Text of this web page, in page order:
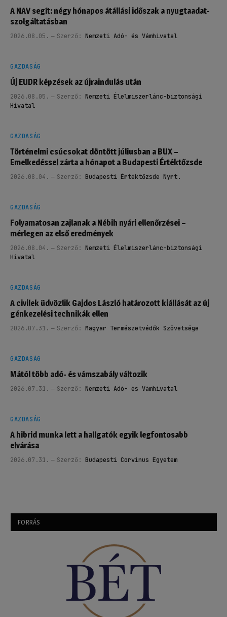
A NAV segít: négy hónapos átállási időszak a nyugtaadat-
szolgáltatásban
2026.08.05. Szerző: Nemzeti Adó- és Vámhivatal
GAZDASÁG
Új EUDR képzések az újraindulás után
2026.08.05. Szerző: Nemzeti Élelmiszerlánc-biztonsági
Hivatal
GAZDASÁG
Történelmi csúcsokat döntött júliusban a BUX –
Emelkedéssel zárta a hónapot a Budapesti Értéktőzsde
2026.08.04. Szerző: Budapesti Értéktőzsde Nyrt.
GAZDASÁG
Folyamatosan zajlanak a Nébih nyári ellenőrzései –
mérlegen az első eredmények
2026.08.04. Szerző: Nemzeti Élelmiszerlánc-biztonsági
Hivatal
GAZDASÁG
A civilek üdvözlik Gajdos László határozott kiállását az új
génkezelési technikák ellen
2026.07.31. Szerző: Magyar Természetvédők Szövetsége
GAZDASÁG
Mától több adó- és vámszabály változik
2026.07.31. Szerző: Nemzeti Adó- és Vámhivatal
GAZDASÁG
A hibrid munka lett a hallgatók egyik legfontosabb
elvárása
2026.07.31. Szerző: Budapesti Corvinus Egyetem
FORRÁS